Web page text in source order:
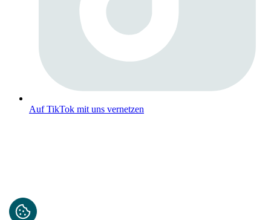
Auf TikTok mit uns vernetzen